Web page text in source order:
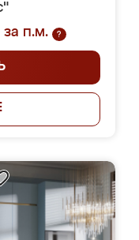
п.м.
?